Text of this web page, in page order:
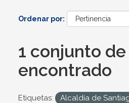
Ordenar por
1 conjunto
encontrado
Etiquetas:
Alcaldía de